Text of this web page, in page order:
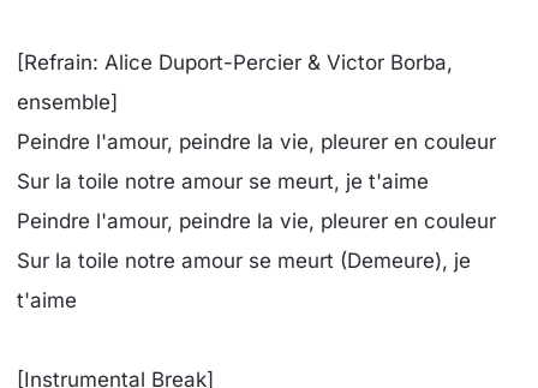
[Refrain: Alice Duport-Percier & Victor Borba,
ensemble]
Peindre l'amour, peindre la vie, pleurer en couleur
Sur la toile notre amour se meurt, je t'aime
Peindre l'amour, peindre la vie, pleurer en couleur
Sur la toile notre amour se meurt (Demeure), je
t'aime
[Instrumental Break]